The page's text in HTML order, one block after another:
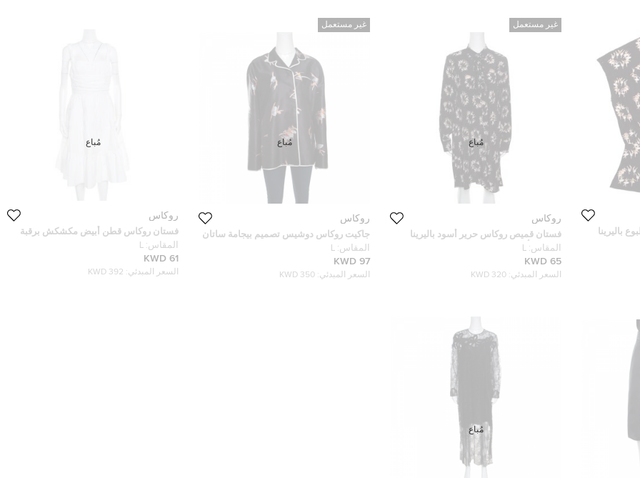
باليرينا
غير مستعمل
روكاس
فستان قميص روكاس حرير أسود باليرينا
مطبوع بأكمام طويلة L
المقاس: L
65 KWD
السعر المبدئي: 320 KWD
مُباع
غير مستعمل
روكاس
جاكيت روكاس دوشيس تصميم بيجامة ساتان
طباعة باليرينا L
المقاس: L
97 KWD
السعر المبدئي: 350 KWD
مُباع
روكاس
فستان روكاس قطن أبيض مكشكش برقبة
مربعة قصات حرف A مقاس L
المقاس: L
61 KWD
السعر المبدئي: 392 KWD
مُباع
مُباع